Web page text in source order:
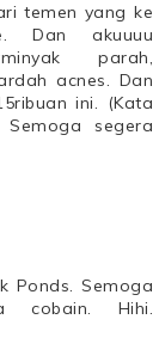
temen yang ke
Dan akuuuu
parah,
acnes. Dan
ini. (Kata
segera
Ponds. Semoga
cobain. Hihi.